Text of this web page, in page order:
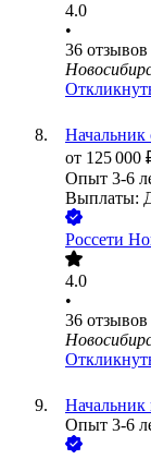
4.0
•
36 отзывов
Начальник
от 125 000
Опыт 3-6
Выплаты:
Россети
4.0
•
36 отзывов
Начальник
Опыт 3-6